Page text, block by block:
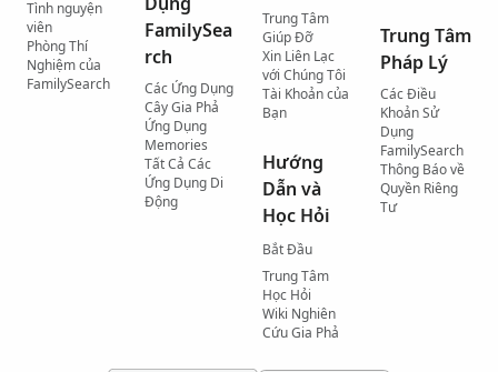
Tình nguyện
viên
Phòng Thí
Nghiệm của
FamilySearch
FamilySea
rch
Các Ứng Dụng
Cây Gia Phả
Ứng Dụng
Memories
Tất Cả Các
Ứng Dụng Di
Động
Trung Tâm
Giúp Đỡ
Xin Liên Lạc
với Chúng Tôi
Tài Khoản của
Bạn
Hướng
Dẫn và
Học Hỏi
Bắt Đầu
Trung Tâm
Học Hỏi
Wiki Nghiên
Cứu Gia Phả
Trung Tâm
Pháp Lý
Các Điều
Khoản Sử
Dụng
FamilySearch
Thông Báo về
Quyền Riêng
Tư